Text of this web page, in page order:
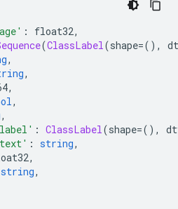
: float32,
(ClassLabel(shape=(),
,
,
,
,
,
: ClassLabel(shape=(),
: string,
,
string,